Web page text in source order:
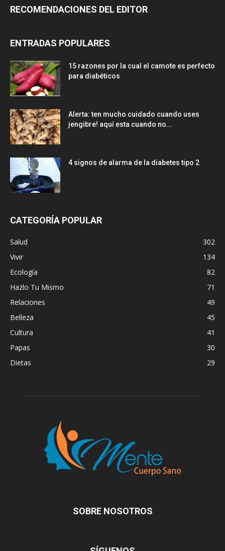
RECOMENDACIONES DEL EDITOR
ENTRADAS POPULARES
15 razones por la cual el camote es perfecto
para diabéticos
Alerta: ten mucho cuidado cuando uses
jengibre! aquí esta cuando no...
4 signos de alarma de la diabetes tipo 2
CATEGORÍA POPULAR
Salud
302
Vivir
134
Ecología
82
Hazlo Tu Mismo
71
Relaciones
49
Belleza
45
Cultura
41
Papas
30
Dietas
29
SOBRE NOSOTROS